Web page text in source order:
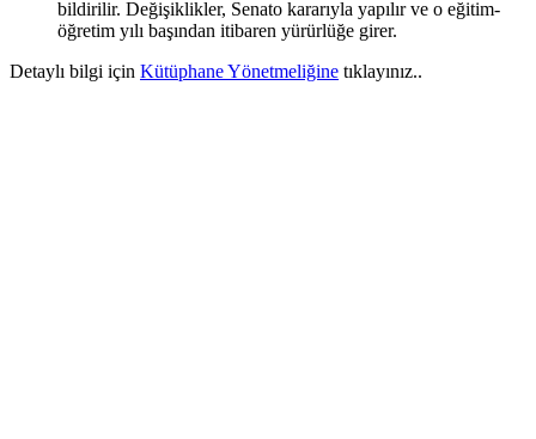
bildirilir. Değişiklikler, Senato kararıyla yapılır ve o eğitim-
öğretim yılı başından itibaren yürürlüğe girer.
Detaylı bilgi için Kütüphane Yönetmeliğine tıklayınız..